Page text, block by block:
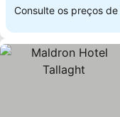
Consulte os preços de